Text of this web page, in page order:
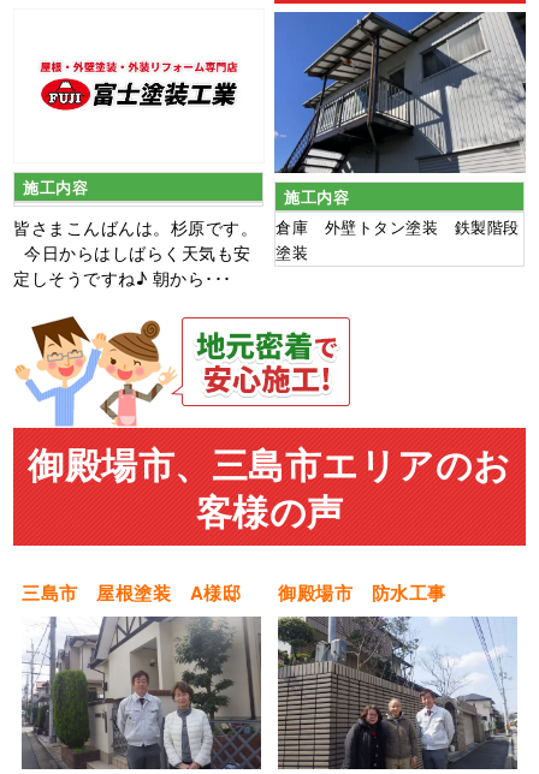
施工内容
皆さまこんばんは。杉原です。
今日からはしばらく天気も安
定しそうですね♪ 朝から･･･
施工内容
倉庫 外壁トタン塗装 鉄製階段
塗装
御殿場市、三島市エリアのお
客様の声
三島市 屋根塗装 A様邸 御殿場市 防水工事